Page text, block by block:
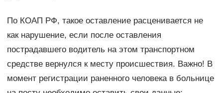
По КОАП РФ, такое оставление расценивается не
как нарушение, если после оставления
пострадавшего водитель на этом транспортном
средстве вернулся к месту происшествия. Важно! В
момент регистрации раненного человека в больнице